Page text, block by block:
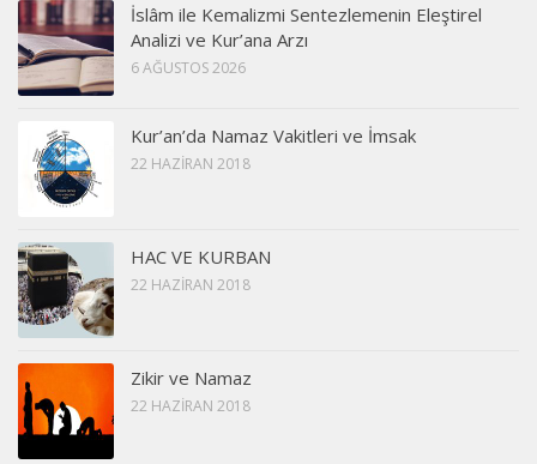
İslâm ile Kemalizmi Sentezlemenin Eleştirel
Analizi ve Kur’ana Arzı
6 AĞUSTOS 2026
Kur’an’da Namaz Vakitleri ve İmsak
22 HAZIRAN 2018
HAC VE KURBAN
22 HAZIRAN 2018
Zikir ve Namaz
22 HAZIRAN 2018